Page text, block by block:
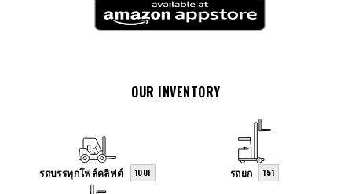
OUR INVENTORY
รถบรรทุกโฟล์คลิฟต์ 1001 รถยก 151